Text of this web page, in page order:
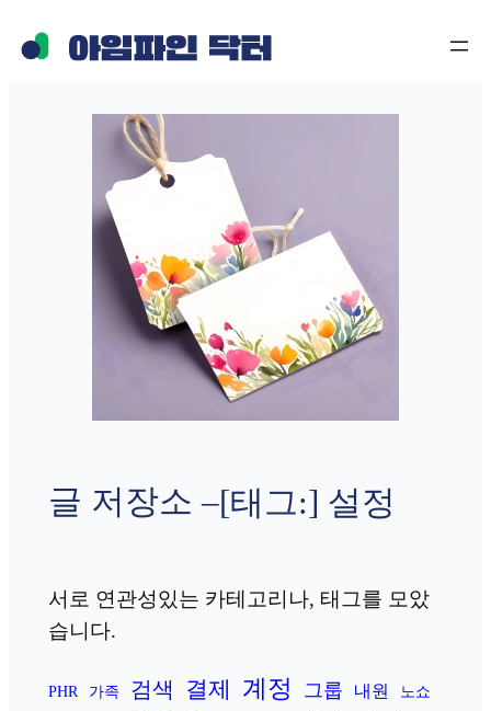
텐
글 저장소 –[태그:] 설정
서로 연관성있는 카테고리나, 태그를 모았
습니다.
PHR 가족 검색 결제 계정 그룹 내원 노쇼